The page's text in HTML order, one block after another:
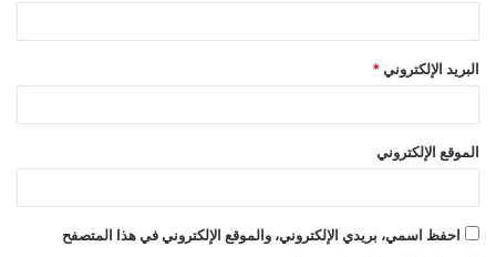
البريد الإلكتروني *
الموقع الإلكتروني
احفظ اسمي، بريدي الإلكتروني، والموقع الإلكتروني في هذا المتصفح